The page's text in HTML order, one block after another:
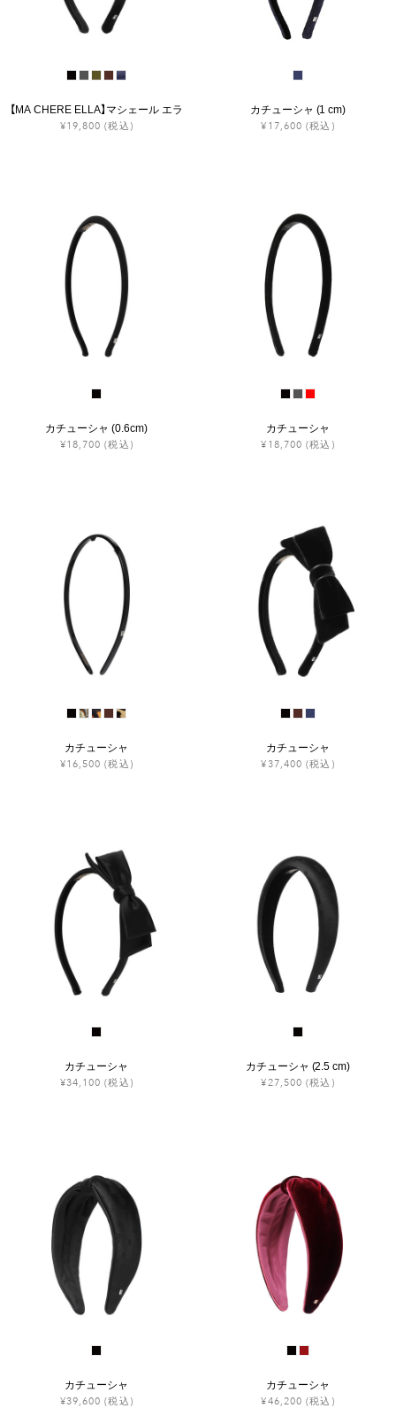
【MA CHERE ELLA】マシェール エラ
¥19,800 (税込)
カチューシャ (1 cm)
¥17,600 (税込)
カチューシャ (0.6cm)
¥18,700 (税込)
カチューシャ
¥18,700 (税込)
カチューシャ
¥16,500 (税込)
カチューシャ
¥37,400 (税込)
カチューシャ
¥34,100 (税込)
カチューシャ (2.5 cm)
¥27,500 (税込)
カチューシャ
¥39,600 (税込)
カチューシャ
¥46,200 (税込)